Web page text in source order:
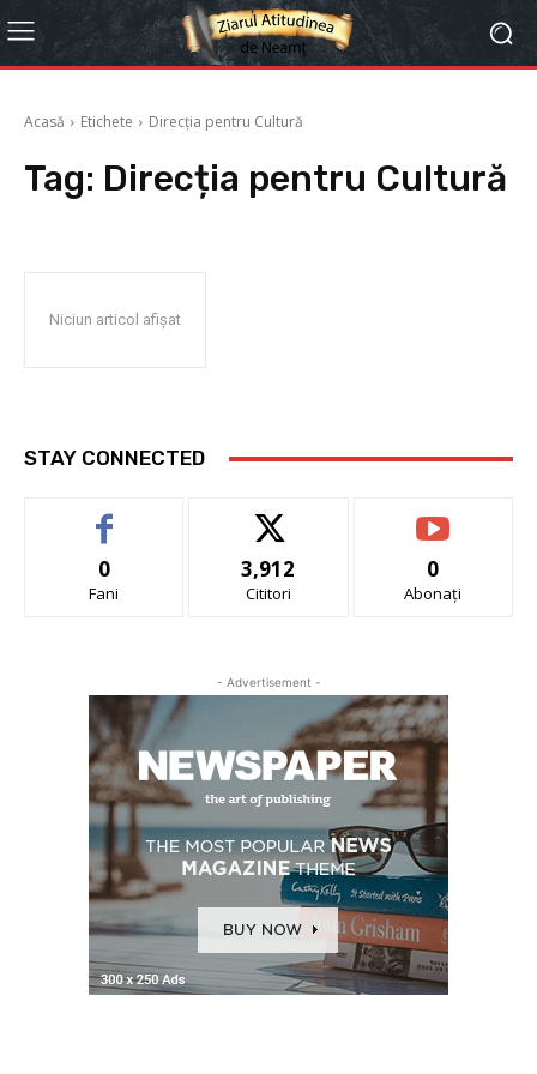
Acasă Etichete Direcția pentru Cultură
Tag: Direcția pentru Cultură
Niciun articol afișat
STAY CONNECTED
0
Fani
3,912
Cititori
0
Abonați
- Advertisement -